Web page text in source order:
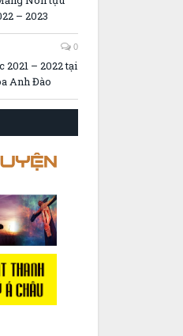
– 2023
0
2021 – 2022 tại
Anh Đào